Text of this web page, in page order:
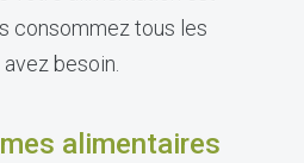
consommez tous les
besoin.
alimentaires